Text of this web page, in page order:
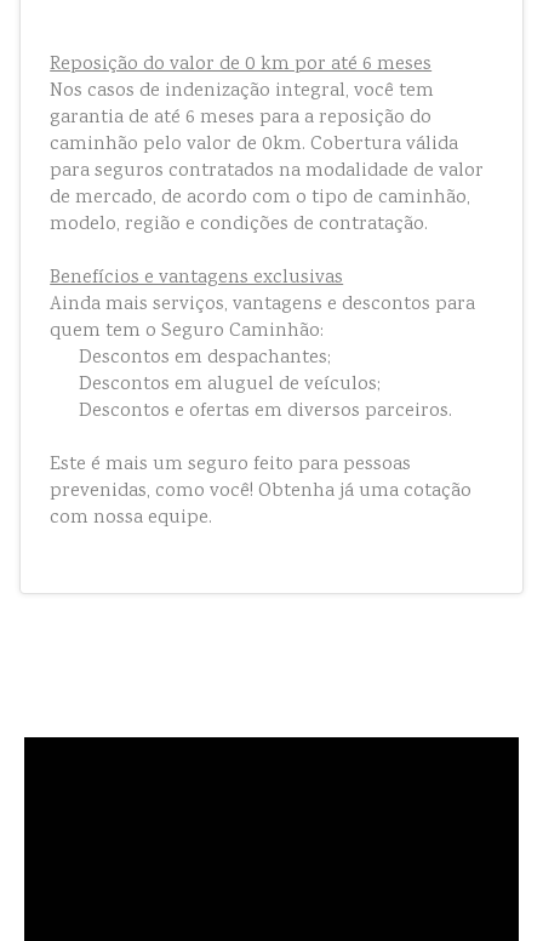
Reposição do valor de 0 km por até 6 meses
Nos casos de indenização integral, você tem
garantia de até 6 meses para a reposição do
caminhão pelo valor de 0km. Cobertura válida
para seguros contratados na modalidade de valor
de mercado, de acordo com o tipo de caminhão,
modelo, região e condições de contratação.
Benefícios e vantagens exclusivas
Ainda mais serviços, vantagens e descontos para
quem tem o Seguro Caminhão:
Descontos em despachantes;
Descontos em aluguel de veículos;
Descontos e ofertas em diversos parceiros.
Este é mais um seguro feito para pessoas
prevenidas, como você! Obtenha já uma cotação
com nossa equipe.